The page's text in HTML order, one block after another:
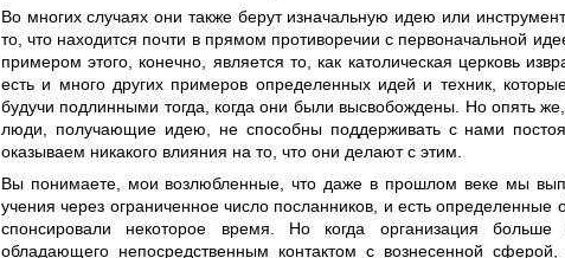
Во многих случаях они также берут изначальную идею или
то, что находится почти в прямом противоречии с первоначальной
примером этого, конечно, является то, как католическая церковь
есть и много других примеров определенных идей и техник,
будучи подлинными тогда, когда они были высвобождены. Но опять же,
люди, получающие идею, не способны поддерживать с нами
оказываем никакого влияния на то, что они делают с этим.
Вы понимаете, мои возлюбленные, что даже в прошлом веке мы
учения через ограниченное число посланников, и есть определенные
спонсировали некоторое время. Но когда организация
обладающего непосредственным контактом с вознесенной